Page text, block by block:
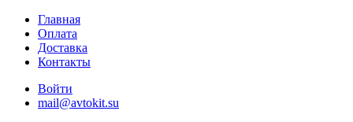
Главная
Оплата
Доставка
Контакты
Войти
mail@avtokit.su